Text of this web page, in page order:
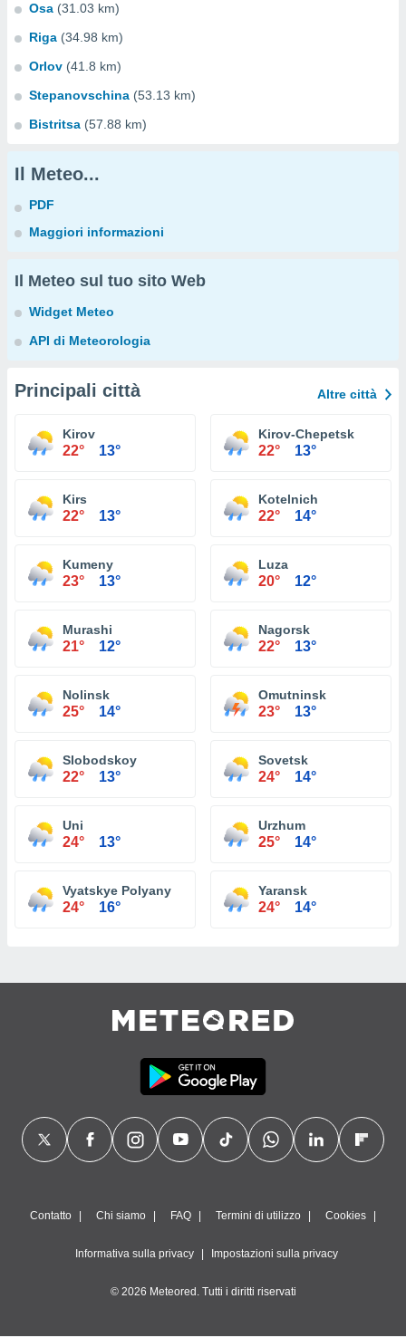
Osa (31.03 km)
Riga (34.98 km)
Orlov (41.8 km)
Stepanovschina (53.13 km)
Bistritsa (57.88 km)
Il Meteo...
PDF
Maggiori informazioni
Il Meteo sul tuo sito Web
Widget Meteo
API di Meteorologia
Principali città Altre città
Kirov
22° 13°
Kirov-Chepetsk
22° 13°
Kirs
22° 13°
Kotelnich
22° 14°
Kumeny
23° 13°
Luza
20° 12°
Murashi
21° 12°
Nagorsk
22° 13°
Nolinsk
25° 14°
Omutninsk
23° 13°
Slobodskoy
22° 13°
Sovetsk
24° 14°
Uni
24° 13°
Urzhum
25° 14°
Vyatskye Polyany
24° 16°
Yaransk
24° 14°
Contatto Chi siamo FAQ Termini di utilizzo Cookies
Informativa sulla privacy Impostazioni sulla privacy
© 2026 Meteored. Tutti i diritti riservati